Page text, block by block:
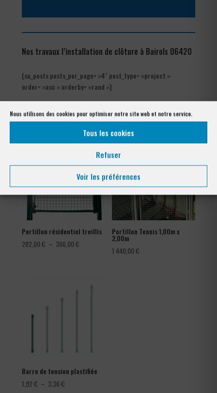
Nous utilisons des cookies pour optimiser notre site web et notre service.
Tous les cookies
Refuser
Voir les préférences
Nos travaux l’installation de clôture à Bairols 06420
[su_posts posts_per_page= »4″ post_type= »project »
order= »asc » orderby= »rand »]
Notre gamme pour la pose
à Bairols 06420
Portillon résidentiel treillis
282,00€ – 366,00€Plage
Portillon Tennis 1,00m x
2,00m
1 440,00€
Barre de tension plastifiée
1,92€ – 3,36€Plage